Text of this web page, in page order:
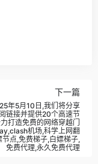
下一篇
年5月10日,我们将分享
链接并提供20个高速节
打造免费的网络穿越门
机场,科学上网翻
节点,免费梯子,白嫖梯子,
免费代理,永久免费代理